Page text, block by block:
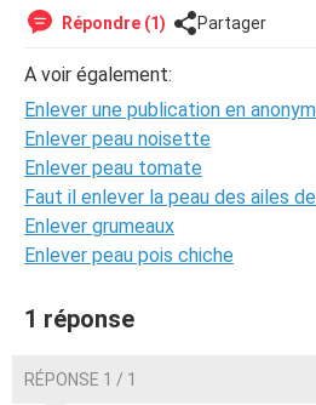
Répondre (1) Partager
A voir également:
Enlever une publication en
Enlever peau noisette
Enlever peau tomate
Faut il enlever la peau des ailes
Enlever grumeaux
Enlever peau pois chiche
1 réponse
RÉPONSE 1 / 1